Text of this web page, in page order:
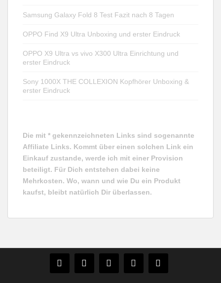
Samsung Galaxy Fold 8 Test Fazit nach 8 Tagen
OPPO Find X9 Ultra Unboxing und erster Eindruck
OPPO X9 Ultra vs vivo X300 Ultra Einrichtung und
erster Eindruck
Sony 1000X THE COLLEXION Kopfhörer Unboxing &
erster Eindruck
Die mit * gekennzeichneten Links sind sogenannte
Affiliate Links. Kommt über einen solchen Link ein
Einkauf zustande, werde ich mit einer Provision
beteiligt. Für Dich entstehen dabei keine
Mehrkosten. Wo, wann und wie Du ein Produkt
kaufst, bleibt natürlich Dir überlassen.